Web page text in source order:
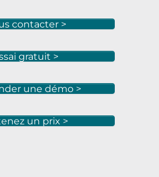
contacter >
gratuit >
une démo >
un prix >